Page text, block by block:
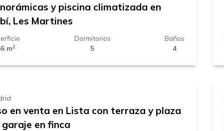
y piscina climatizada en
Les Martines
m2
Dormitorios
5
Baños
4
€
en venta en Lista con terraza y plaza
garaje en finca